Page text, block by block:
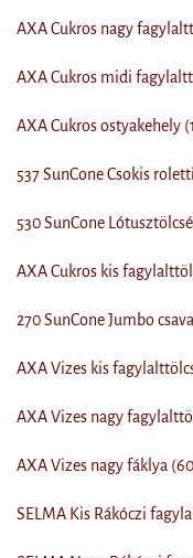
AXA Cukros nagy
AXA Cukros midi
AXA Cukros ostyakehely
537 SunCone Csokis
530 SunCone
AXA Cukros kis
270 SunCone Jumbo
AXA Vizes kis
AXA Vizes nagy
AXA Vizes nagy fáklya
SELMA Kis Rákóczi